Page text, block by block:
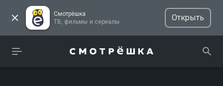
Смотрёшка
ТВ, фильмы и сериалы
Открыть